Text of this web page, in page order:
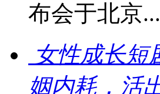
布会于北京...
女性成长短
姻内耗，活